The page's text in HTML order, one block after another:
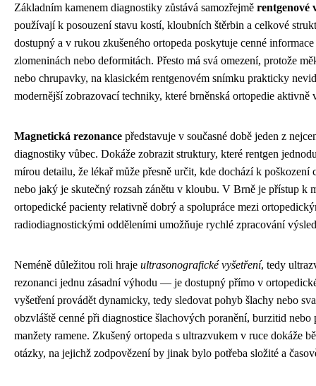
Základním kamenem diagnostiky zůstává samozřejmě rentgenové
používají k posouzení stavu kostí, kloubních štěrbin a celkové
dostupný a v rukou zkušeného ortopeda poskytuje cenné
zlomeninách nebo deformitách. Přesto má svá omezení, protože
nebo chrupavky, na klasickém rentgenovém snímku prakticky
modernější zobrazovací techniky, které brněnská ortopedie aktivně
Magnetická rezonance představuje v současné době jeden z
diagnostiky vůbec. Dokáže zobrazit struktury, které rentgen
mírou detailu, že lékař může přesně určit, kde dochází k poškození
nebo jaký je skutečný rozsah zánětu v kloubu. V Brně je přístup k
ortopedické pacienty relativně dobrý a spolupráce mezi
radiodiagnostickými odděleními umožňuje rychlé zpracování
Neméně důležitou roli hraje ultrasonografické vyšetření, tedy
rezonanci jednu zásadní výhodu — je dostupný přímo v
vyšetření provádět dynamicky, tedy sledovat pohyb šlachy nebo
obzvláště cenné při diagnostice šlachových poranění, burzitid
manžety ramene. Zkušený ortopeda s ultrazvukem v ruce dokáže
otázky, na jejichž zodpovězení by jinak bylo potřeba složité a